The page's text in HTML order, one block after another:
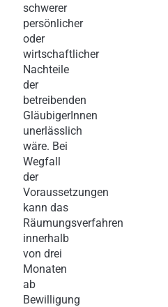
schwerer
persönlicher
oder
wirtschaftlicher
Nachteile
der
betreibenden
GläubigerInnen
unerlässlich
wäre. Bei
Wegfall
der
Voraussetzungen
kann das
Räumungsverfahren
innerhalb
von drei
Monaten
ab
Bewilligung